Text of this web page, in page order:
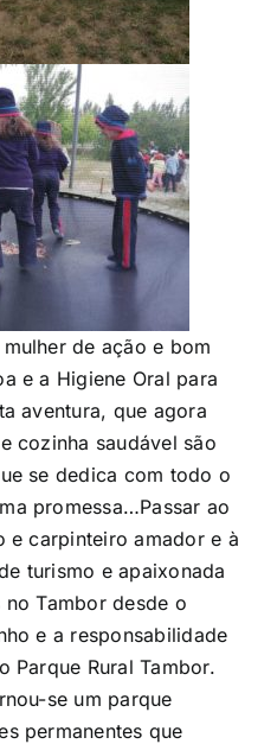
de ação e bom
e a Higiene Oral para
aventura, que agora
cozinha saudável são
se dedica com todo o
promessa…Passar ao
e carpinteiro amador e à
turismo e apaixonada
Tambor desde o
e a responsabilidade
Parque Rural Tambor.
se um parque
permanentes que